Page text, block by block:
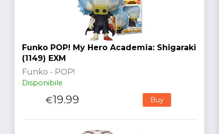
Funko POP! My Hero Academia: Shigaraki
(1149) EXM
Funko - POP!
Disponibile
€19.99 Buy